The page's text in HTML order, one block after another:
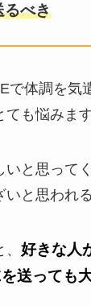
るべき
で体調を気
も悩みます
いと思って
と思われ
好きな人
送っても